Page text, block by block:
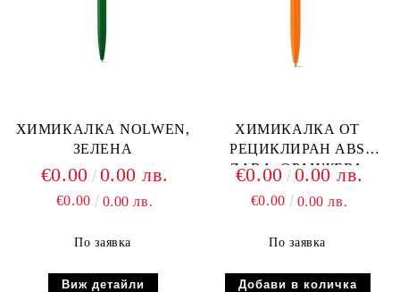
ХИМИКАЛКА NOLWEN,
ЗЕЛЕНА
€0.00 0.00 лв.
€0.00 0.00 лв.
По заявка
Виж детайли
ХИМИКАЛКА ОТ
РЕЦИКЛИРАН ABS
ZARA, ОРАНЖЕВА
€0.00 0.00 лв.
€0.00 0.00 лв.
По заявка